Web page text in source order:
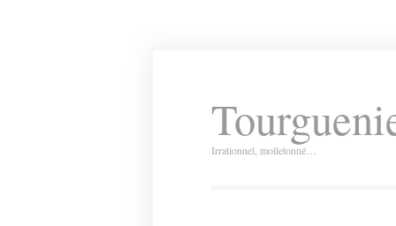
Irrationnel, molletonné…